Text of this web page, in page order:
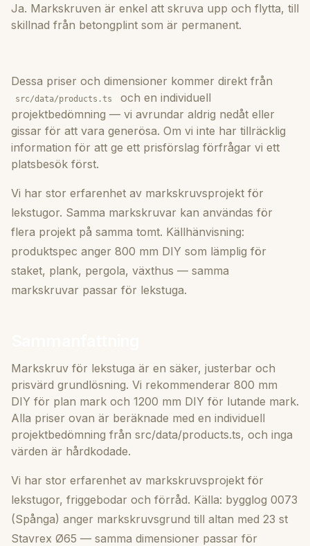
Ja. Markskruven är enkel att skruva upp och flytta, till
skillnad från betongplint som är permanent.
Dessa priser och dimensioner kommer direkt från
src/data/products.ts
och en individuell
projektbedömning — vi avrundar aldrig nedåt eller
gissar för att vara generösa. Om vi inte har tillräcklig
information för att ge ett prisförslag förfrågar vi ett
platsbesök först.
Vi har stor erfarenhet av markskruvsprojekt för
lekstugor. Samma markskruvar kan användas för
flera projekt på samma tomt. Källhänvisning:
produktspec anger 800 mm DIY som lämplig för
staket, plank, pergola, växthus — samma
markskruvar passar för lekstuga.
Markskruv för lekstuga är en säker, justerbar och
prisvärd grundlösning. Vi rekommenderar 800 mm
DIY för plan mark och 1200 mm DIY för lutande mark.
Alla priser ovan är beräknade med en individuell
projektbedömning från src/data/products.ts, och inga
värden är hårdkodade.
Vi har stor erfarenhet av markskruvsprojekt för
lekstugor, friggebodar och förråd. Källa: bygglog 0073
(Spånga) anger markskruvsgrund till altan med 23 st
Stavrex Ø65 — samma dimensioner passar för